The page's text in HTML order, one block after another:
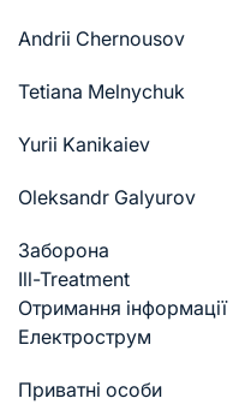
Andrii Chernousov
Tetiana Melnychuk
Yurii Kanikaiev
Oleksandr Galyurov
Заборона
Ill-Treatment
Отримання інформації
Електрострум
Приватні особи